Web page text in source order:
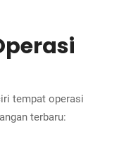
tempat operasi
terbaru: